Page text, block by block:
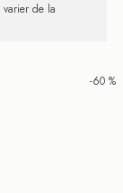
de la
-60 %